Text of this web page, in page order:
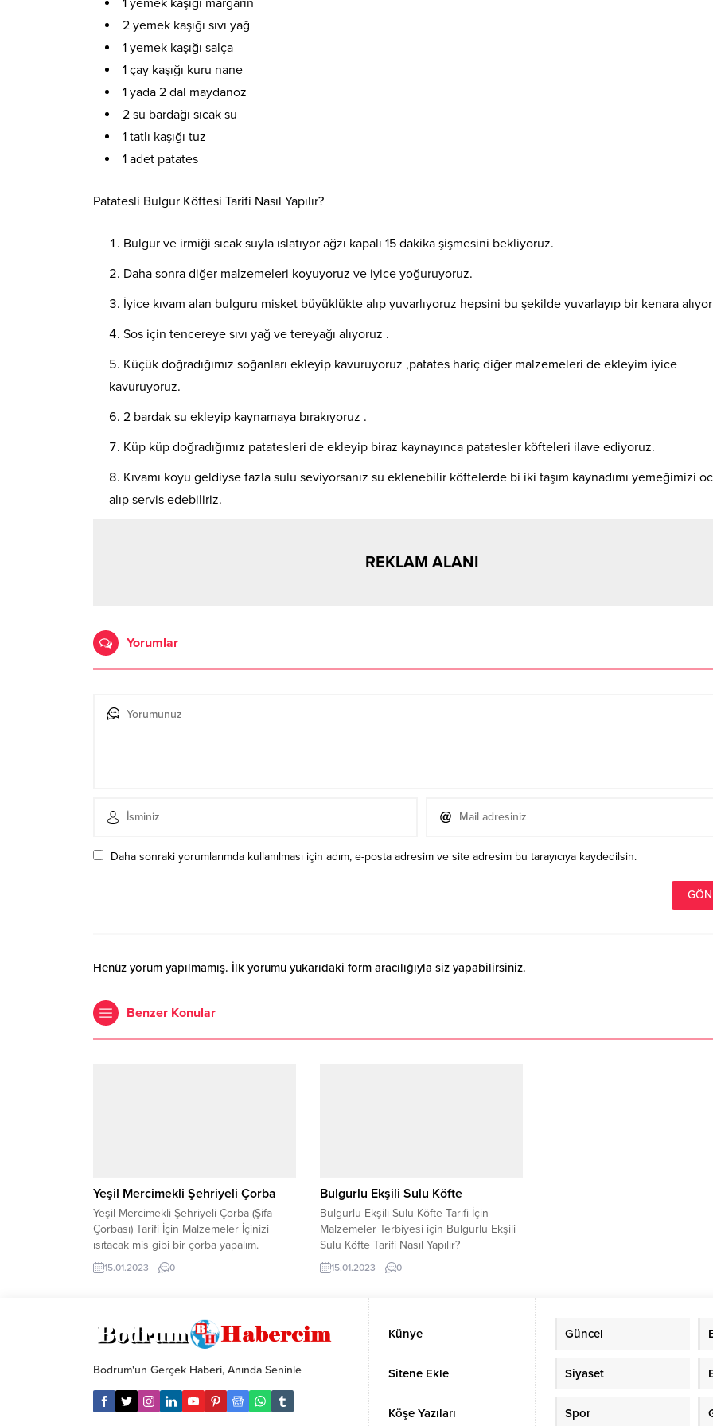
2 yemek kaşığı sıvı yağ
1 yemek kaşığı salça
1 çay kaşığı kuru nane
1 yada 2 dal maydanoz
2 su bardağı sıcak su
1 tatlı kaşığı tuz
1 adet patates
Patatesli Bulgur Köftesi Tarifi Nasıl Yapılır?
Bulgur ve irmiği sıcak suyla ıslatıyor ağzı kapalı 15 dakika şişmesini bekliyoruz.
Daha sonra diğer malzemeleri koyuyoruz ve iyice yoğuruyoruz.
İyice kıvam alan bulguru misket büyüklükte alıp yuvarlıyoruz hepsini bu şekilde yuvarlayıp bir kenara
Sos için tencereye sıvı yağ ve tereyağı alıyoruz .
Küçük doğradığımız soğanları ekleyip kavuruyoruz ,patates hariç diğer malzemeleri de ekleyim iyice
kavuruyoruz.
2 bardak su ekleyip kaynamaya bırakıyoruz .
Küp küp doğradığımız patatesleri de ekleyip biraz kaynayınca patatesler köfteleri ilave ediyoruz.
Kıvamı koyu geldiyse fazla sulu seviyorsanız su eklenebilir köftelerde bi iki taşım kaynadımı yemeğimizi
alıp servis edebiliriz.
REKLAM ALANI
Yorumlar
Daha sonraki yorumlarımda kullanılması için adım, e-posta adresim ve site adresim bu tarayıcıya kaydedilsin.
Henüz yorum yapılmamış. İlk yorumu yukarıdaki form aracılığıyla siz yapabilirsiniz.
Benzer Konular
Yeşil Mercimekli Şehriyeli Çorba
Yeşil Mercimekli Şehriyeli Çorba (Şifa
Çorbası) Tarifi İçin Malzemeler İçinizi
ısıtacak mis gibi bir çorba yapalım.
15.01.2023 0
Bulgurlu Ekşili Sulu Köfte
Bulgurlu Ekşili Sulu Köfte Tarifi İçin
Malzemeler Terbiyesi için Bulgurlu Ekşili
Sulu Köfte Tarifi Nasıl Yapılır?
15.01.2023 0
Bodrum'un Gerçek Haberi, Anında Seninle
Künye
Sitene Ekle
Köşe Yazıları
Güncel
Siyaset
Spor